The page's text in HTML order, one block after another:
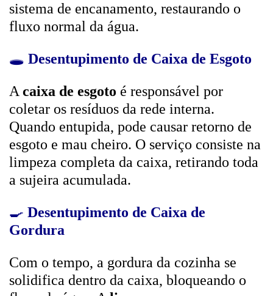
sistema de encanamento, restaurando o
fluxo normal da água.
🕳️ Desentupimento de Caixa de Esgoto
A caixa de esgoto é responsável por
coletar os resíduos da rede interna.
Quando entupida, pode causar retorno de
esgoto e mau cheiro. O serviço consiste na
limpeza completa da caixa, retirando toda
a sujeira acumulada.
🍳 Desentupimento de Caixa de
Gordura
Com o tempo, a gordura da cozinha se
solidifica dentro da caixa, bloqueando o